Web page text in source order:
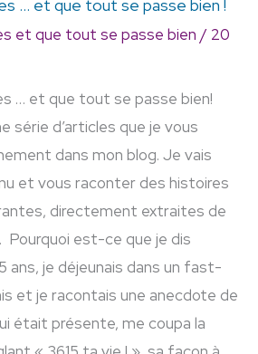
… et que tout se passe bien !
et que tout se passe bien / 20
… et que tout se passe bien!
série d’articles que je vous
dans mon blog. Je vais
et vous raconter des histoires
directement extraites de
Pourquoi est-ce que je dis
ans, je déjeunais dans un fast-
et je racontais une anecdote de
était présente, me coupa la